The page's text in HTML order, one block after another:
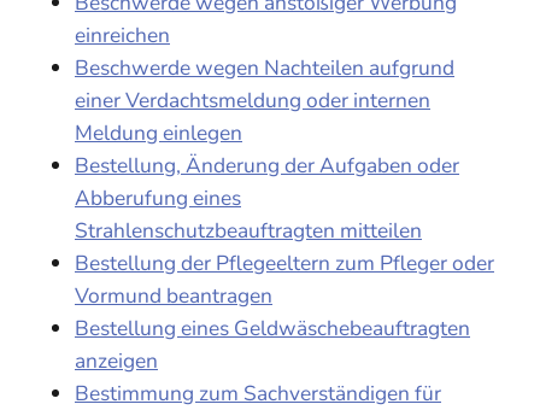
einreichen
Beschwerde wegen Nachteilen aufgrund
einer Verdachtsmeldung oder internen
Meldung einlegen
Bestellung, Änderung der Aufgaben oder
Abberufung eines
Strahlenschutzbeauftragten mitteilen
Bestellung der Pflegeeltern zum Pfleger oder
Vormund beantragen
Bestellung eines Geldwäschebeauftragten
anzeigen
Bestimmung zum Sachverständigen für